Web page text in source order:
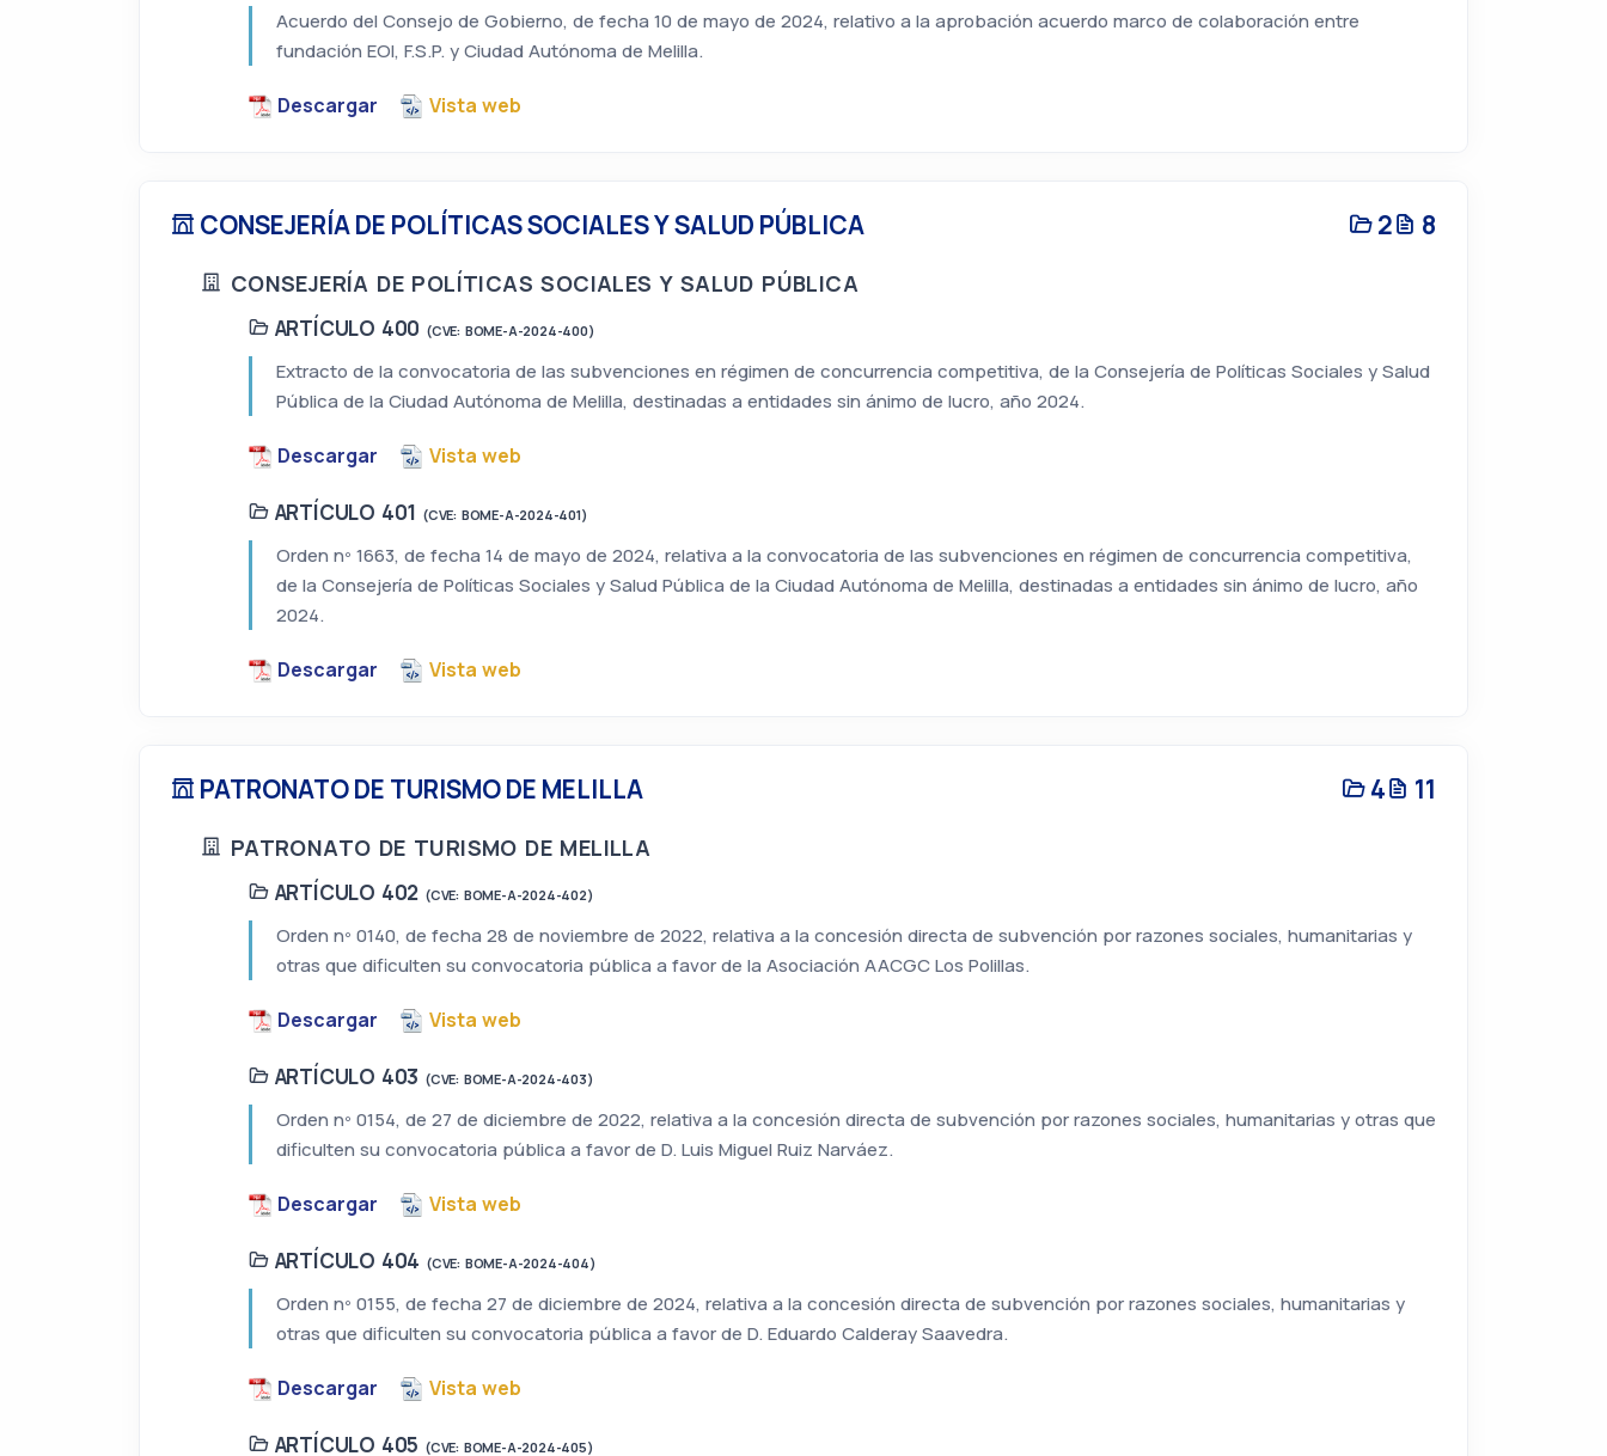
Acuerdo del Consejo de Gobierno, de fecha 10 de mayo de 2024, relativo a la aprobación acuerdo marco de colaboración entre
fundación EOI, F.S.P. y Ciudad Autónoma de Melilla.
Descargar Vista web
CONSEJERÍA DE POLÍTICAS SOCIALES Y SALUD PÚBLICA 2 8
CONSEJERÍA DE POLÍTICAS SOCIALES Y SALUD PÚBLICA
ARTÍCULO 400 (CVE: BOME-A-2024-400)
Extracto de la convocatoria de las subvenciones en régimen de concurrencia competitiva, de la Consejería de Políticas Sociales y Salud
Pública de la Ciudad Autónoma de Melilla, destinadas a entidades sin ánimo de lucro, año 2024.
Descargar Vista web
ARTÍCULO 401 (CVE: BOME-A-2024-401)
Orden nº 1663, de fecha 14 de mayo de 2024, relativa a la convocatoria de las subvenciones en régimen de concurrencia competitiva,
de la Consejería de Políticas Sociales y Salud Pública de la Ciudad Autónoma de Melilla, destinadas a entidades sin ánimo de lucro, año
2024.
Descargar Vista web
PATRONATO DE TURISMO DE MELILLA 4 11
PATRONATO DE TURISMO DE MELILLA
ARTÍCULO 402 (CVE: BOME-A-2024-402)
Orden nº 0140, de fecha 28 de noviembre de 2022, relativa a la concesión directa de subvención por razones sociales, humanitarias y
otras que dificulten su convocatoria pública a favor de la Asociación AACGC Los Polillas.
Descargar Vista web
ARTÍCULO 403 (CVE: BOME-A-2024-403)
Orden nº 0154, de 27 de diciembre de 2022, relativa a la concesión directa de subvención por razones sociales, humanitarias y otras que
dificulten su convocatoria pública a favor de D. Luis Miguel Ruiz Narváez.
Descargar Vista web
ARTÍCULO 404 (CVE: BOME-A-2024-404)
Orden nº 0155, de fecha 27 de diciembre de 2024, relativa a la concesión directa de subvención por razones sociales, humanitarias y
otras que dificulten su convocatoria pública a favor de D. Eduardo Calderay Saavedra.
Descargar Vista web
ARTÍCULO 405 (CVE: BOME-A-2024-405)